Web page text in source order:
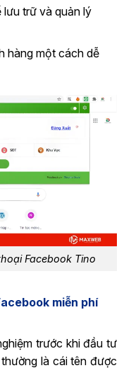
lưu trữ và quản lý
hàng một cách dễ
Facebook Tino
miễn phí
trước khi đầu tư
là cái tên được